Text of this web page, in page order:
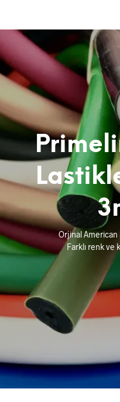
Orjinal
Farklı renk ve